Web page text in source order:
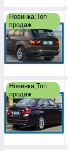
Новинка;Топ
продаж
Новинка;Топ
продаж